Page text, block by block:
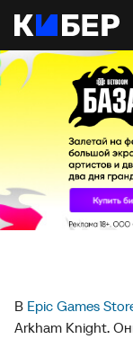
В Epic Games
Arkham Knight.